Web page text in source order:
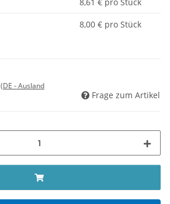
8,00 € pro Stück
(DE - Ausland
Frage zum Artikel